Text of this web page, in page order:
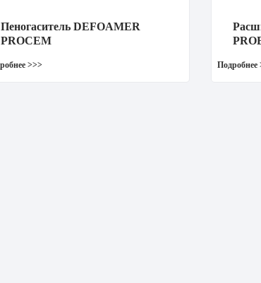
Пеногаситель DEFOAMER
PROCEM